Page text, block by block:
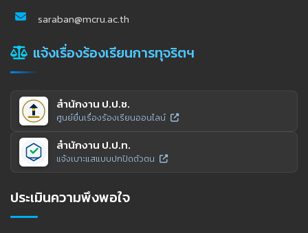
saraban@mcru.ac.th
แจ้งเรื่องร้องเรียนการทุจริตฯ
สำนักงาน ป.ป.ช.
ศูนย์ยื่นเรื่องร้องเรียนออนไลน์
สำนักงาน ป.ป.ท.
แจ้งเบาะแสแบบปกปิดตัวตน
ประเมินความพึงพอใจ